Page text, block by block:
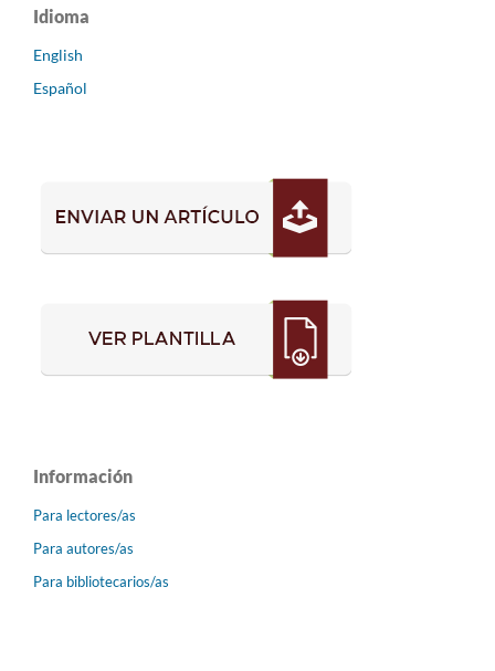
Idioma
English
Español
Información
Para lectores/as
Para autores/as
Para bibliotecarios/as